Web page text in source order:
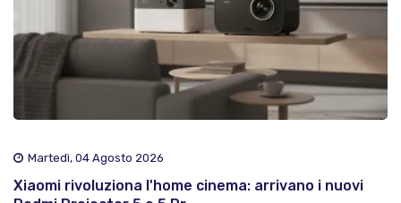
Martedì, 04 Agosto 2026
Xiaomi rivoluziona l'home cinema: arrivano i nuovi